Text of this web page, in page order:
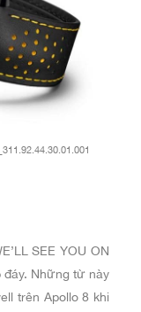
SEE YOU ON
đáy. Những từ này
trên Apollo 8 khi